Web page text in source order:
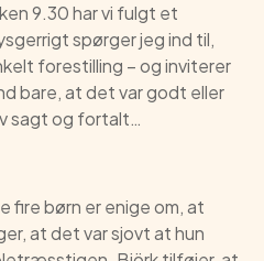
9.30 har vi fulgt et
spørger jeg ind til,
forestilling – og inviterer
bare, at det var godt eller
sagt og fortalt…
fire børn er enige om, at
at det var sjovt at hun